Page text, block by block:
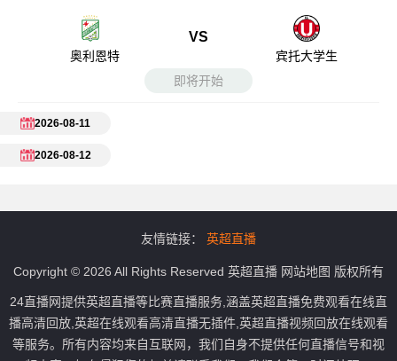
奥利恩特
VS
宾托大学生
即将开始
2026-08-11
2026-08-12
友情链接： 英超直播
Copyright © 2026 All Rights Reserved 英超直播 网站地图 版权所有
24直播网提供英超直播等比赛直播服务,涵盖英超直播免费观看在线直
播高清回放,英超在线观看高清直播无插件,英超直播视频回放在线观看
等服务。所有内容均来自互联网，我们自身不提供任何直播信号和视